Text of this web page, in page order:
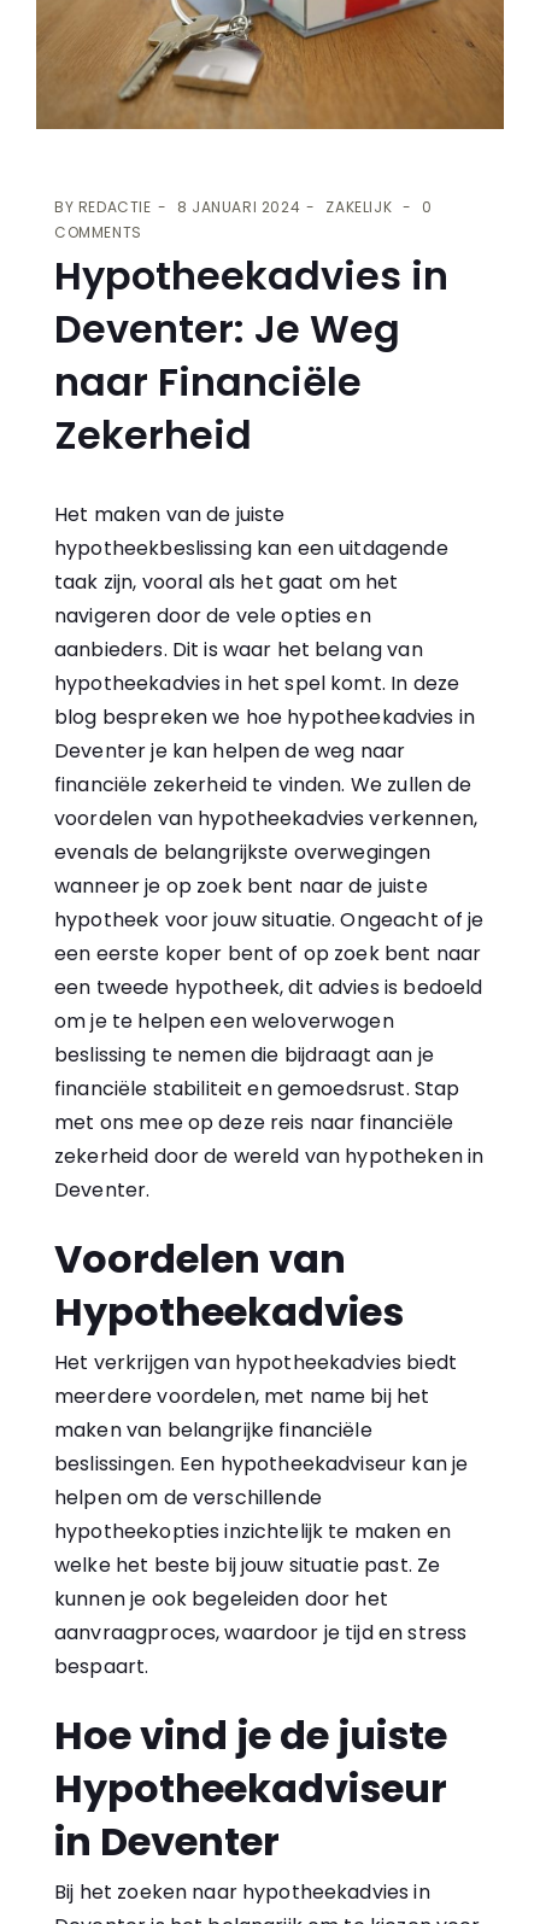
BY REDACTIE 8 JANUARI 2024 ZAKELIJK
0
COMMENTS
Hypotheekadvies in
Deventer: Je Weg
naar Financiële
Zekerheid
Het maken van de juiste
hypotheekbeslissing kan een uitdagende
taak zijn, vooral als het gaat om het
navigeren door de vele opties en
aanbieders. Dit is waar het belang van
hypotheekadvies in het spel komt. In deze
blog bespreken we hoe hypotheekadvies in
Deventerje kan helpen de weg naar
financiële zekerheid te vinden. We zullen de
voordelen van hypotheekadvies verkennen,
evenals de belangrijkste overwegingen
wanneer je op zoek bent naar de juiste
hypotheek voor jouw situatie. Ongeacht of je
een eerste koper bent of op zoek bent naar
een tweede hypotheek, dit advies is bedoeld
om je te helpen een weloverwogen
beslissing te nemen die bijdraagt aan je
financiële stabiliteit en gemoedsrust. Stap
met ons mee op deze reis naar financiële
zekerheid door de wereld van hypotheken in
Deventer.
Voordelen van
Hypotheekadvies
Het verkrijgen van hypotheekadvies biedt
meerdere voordelen, met name bij het
maken van belangrijke financiële
beslissingen. Een hypotheekadviseur kan je
helpen om de verschillende
hypotheekopties inzichtelijk te maken en
welke het beste bij jouw situatie past. Ze
kunnen je ook begeleiden door het
aanvraagproces, waardoor je tijd en stress
bespaart.
Hoe vind je de juiste
Hypotheekadviseur
in Deventer
Bij het zoeken naar hypotheekadvies in